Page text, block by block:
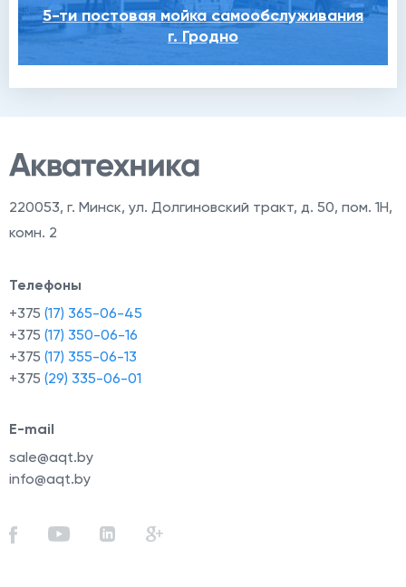
5-ти постовая мойка самообслуживания
г. Гродно
220053, г. Минск, ул. Долгиновский тракт, д. 50, пом. 1Н,
комн. 2
Телефоны
+375 (17) 365-06-45
+375 (17) 350-06-16
+375 (17) 355-06-13
+375 (29) 335-06-01
E-mail
sale@aqt.by
info@aqt.by